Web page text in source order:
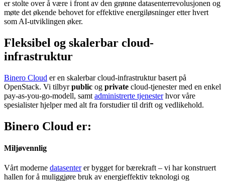
er stolte over å være i front av den grønne datasenterrevolusjonen og
møte det økende behovet for effektive energiløsninger etter hvert
som AI-utviklingen øker.
Fleksibel og skalerbar cloud-
infrastruktur
Binero Cloud er en skalerbar cloud-infrastruktur basert på
OpenStack. Vi tilbyrpublic og private cloud-tjenester med en enkel
pay-as-you-go-modell, samt administrerte tjenesterhvor våre
spesialister hjelper med alt fra forstudier til drift og vedlikehold.
Binero Cloud er:
Miljøvennlig
Vårt moderne datasenterer bygget for bærekraft – vi har konstruert
hallen for å muliggjøre bruk av energieffektiv teknologi og